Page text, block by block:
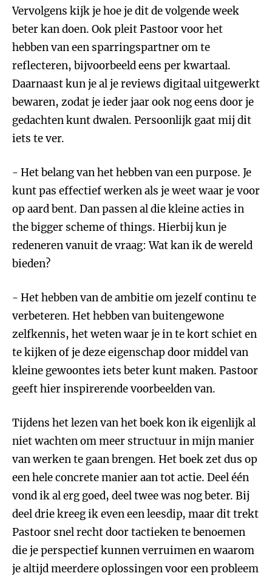
Vervolgens kijk je hoe je dit de volgende week
beter kan doen. Ook pleit Pastoor voor het
hebben van een sparringspartner om te
reflecteren, bijvoorbeeld eens per kwartaal.
Daarnaast kun je al je reviews digitaal uitgewerkt
bewaren, zodat je ieder jaar ook nog eens door je
gedachten kunt dwalen. Persoonlijk gaat mij dit
iets te ver.
- Het belang van het hebben van een purpose. Je
kunt pas effectief werken als je weet waar je voor
op aard bent. Dan passen al die kleine acties in
the bigger scheme of things. Hierbij kun je
redeneren vanuit de vraag: Wat kan ik de wereld
bieden?
- Het hebben van de ambitie om jezelf continu te
verbeteren. Het hebben van buitengewone
zelfkennis, het weten waar je in te kort schiet en
te kijken of je deze eigenschap door middel van
kleine gewoontes iets beter kunt maken. Pastoor
geeft hier inspirerende voorbeelden van.
Tijdens het lezen van het boek kon ik eigenlijk al
niet wachten om meer structuur in mijn manier
van werken te gaan brengen. Het boek zet dus op
een hele concrete manier aan tot actie. Deel één
vond ik al erg goed, deel twee was nog beter. Bij
deel drie kreeg ik even een leesdip, maar dit trekt
Pastoor snel recht door tactieken te benoemen
die je perspectief kunnen verruimen en waarom
je altijd meerdere oplossingen voor een probleem